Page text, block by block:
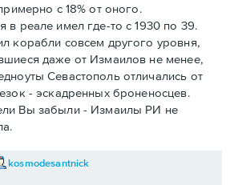
с 18% от оного.
в реале имел где-то с 1930 по 39.
корабли совсем другого уровня,
даже от Измаилов не менее,
Севастополь отличались от
- эскадренных броненосцев.
Вы забыли - Измаилы РИ не
kosmodesantnick